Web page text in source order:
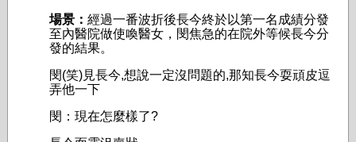
場景： 經過一番波折後長今終於以第一名成績分發
至內醫院做使喚醫女，閔焦急的在院外等候長今分
發的結果。
閔(笑)見長今,想說一定沒問題的,那知長今耍頑皮逗
弄他一下
閔：現在怎麼樣了?